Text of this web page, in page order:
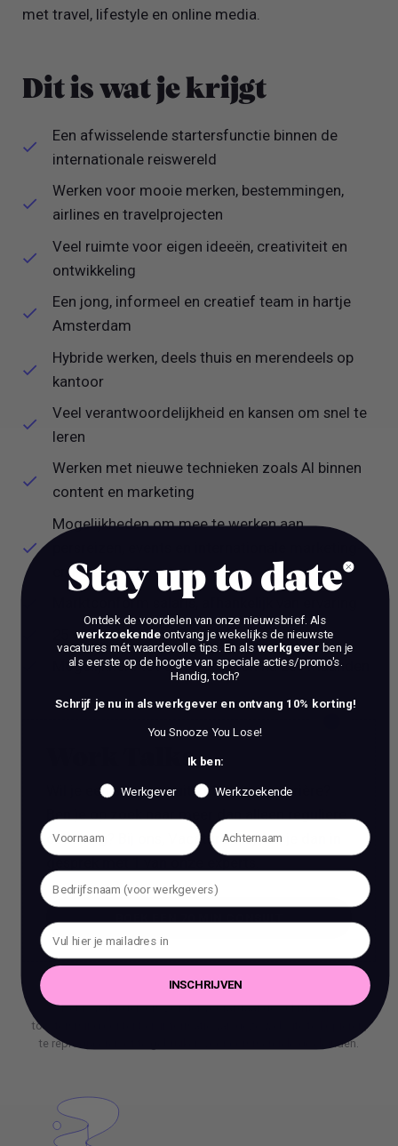
met travel, lifestyle en online media.
Dit is wat je krijgt
Een afwisselende startersfunctie binnen de
internationale reiswereld
Werken voor mooie merken, bestemmingen,
airlines en travelprojecten
Veel ruimte voor eigen ideeën, creativiteit en
ontwikkeling
Een jong, informeel en creatief team in hartje
Amsterdam
Hybride werken, deels thuis en merendeels op
kantoor
Veel verantwoordelijkheid en kansen om snel te
leren
Werken met nieuwe technieken zoals AI binnen
content en marketing
Mogelijkheden om mee te werken aan
persreizen, events en internationale marketing-
en PR projecten
Marktconform salaris, afhankelijk van ervaring
25 vakantiedagen op basis van fulltime
Mogelijkheid tot een workation na zes maanden
Work Talks
Wil je een stap vooruit zetten in je carrière?
Ben je op zoek naar meer dan alleen reguliere
coaching? Bij ons, Vacature Via, kun je dan in
gesprek met 1 van onze experts.
BOEK EEN 70 MIN CONSULT
Het is verboden om zonder voorafgaande schriftelijke
toestemming content en informatie van deze website te kopiëren,
te reproduceren of te gebruiken voor commerciële doeleinden.
Stay up to date
Ontdek de voordelen van onze nieuwsbrief. Als
werkzoekendeontvang je wekelijks de nieuwste
vacatures mét waardevolle tips. En als werkgever ben je
als eerste op de hoogte van speciale acties/promo's.
Handig, toch?
Schrijf je nu in als werkgever en ontvang 10% korting!
You Snooze You Lose!
Ik ben:
Werkgever Werkzoekende
INSCHRIJVEN